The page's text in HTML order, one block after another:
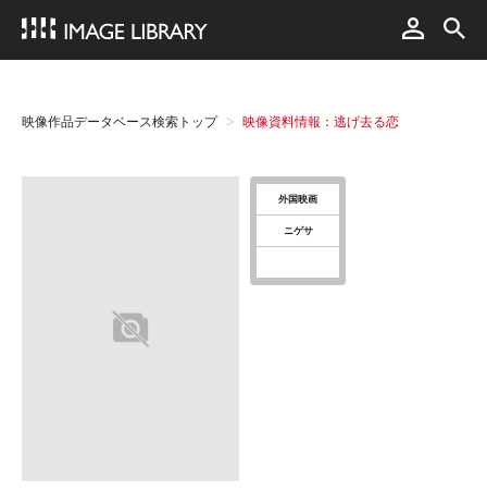
映像作品データベース検索トップ 映像資料情報：逃げ去る恋
外国映画
ニゲサ